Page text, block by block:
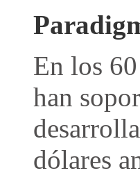
En los
han
dólares